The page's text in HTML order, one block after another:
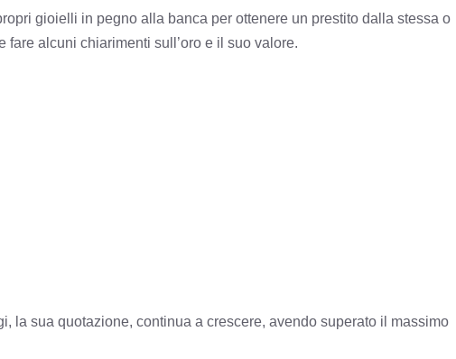
gioielli in pegno alla banca per ottenere un prestito dalla stessa o
alcuni chiarimenti sull’oro e il suo valore.
la sua quotazione, continua a crescere, avendo superato il massimo